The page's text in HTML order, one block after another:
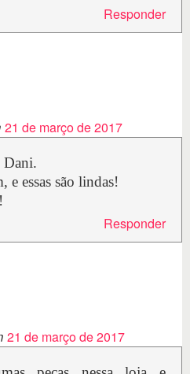
Responder
21 de março de 2017
Dani.
essas são lindas!
Responder
21 de março de 2017